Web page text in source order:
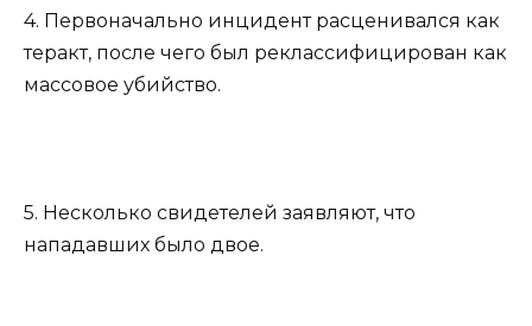
4. Первоначально инцидент расценивался как
теракт, после чего был реклассифицирован как
массовое убийство.
5. Несколько свидетелей заявляют, что
нападавших было двое.